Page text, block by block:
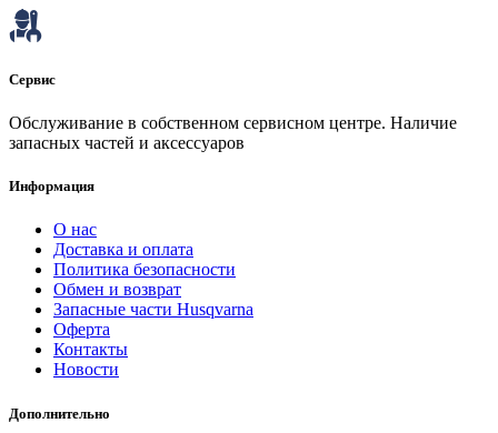
Сервис
Обслуживание в собственном сервисном центре. Наличие
запасных частей и аксессуаров
Информация
О нас
Доставка и оплата
Политика безопасности
Обмен и возврат
Запасные части Husqvarna
Оферта
Контакты
Новости
Дополнительно